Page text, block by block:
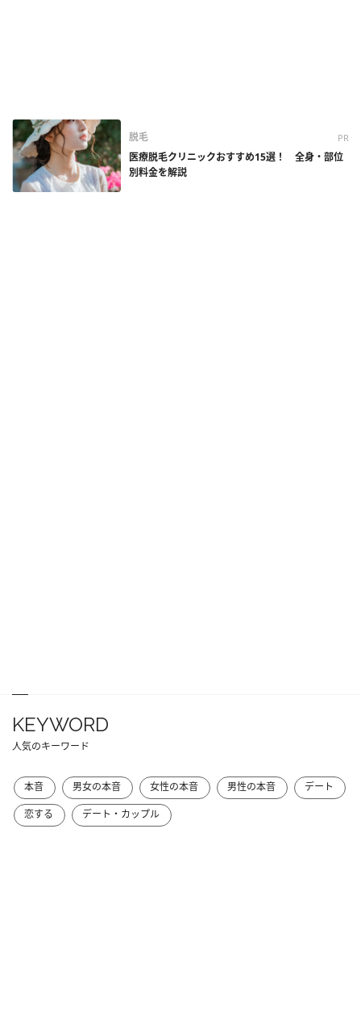
脱毛 PR
医療脱毛クリニックおすすめ15選！ 全身・部位
別料金を解説
KEYWORD
人気のキーワード
本音 男女の本音 女性の本音 男性の本音
デート
恋する
デート・カップル